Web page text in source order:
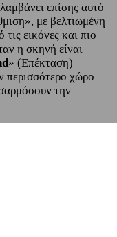
επίσης αυτό
με βελτιωμένη
εικόνες και πιο
η σκηνή είναι
» (Επέκταση)
περισσότερο χώρο
την